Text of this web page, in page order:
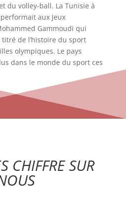
du volley-ball. La Tunisie à
aux Jeux
Gammoudi qui
de l’histoire du sport
olympiques. Le pays
dans le monde du sport ces
CHIFFRE SUR